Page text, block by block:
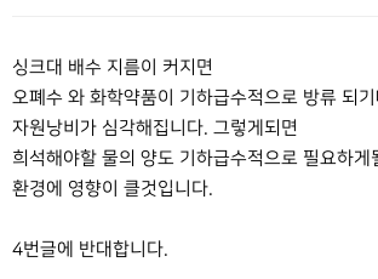
싱크대 배수 지름이 커지면
오폐수 와 화학약품이 기하급수적으로 방류 되기
자원낭비가 심각해집니다. 그렇게되면
희석해야할 물의 양도 기하급수적으로 필요하게
환경에 영향이 클것입니다.
4번글에 반대합니다.